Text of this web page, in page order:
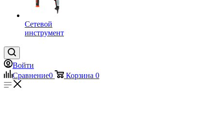
Сетевой
инструмент
Войти
Сравнение0 Корзина 0